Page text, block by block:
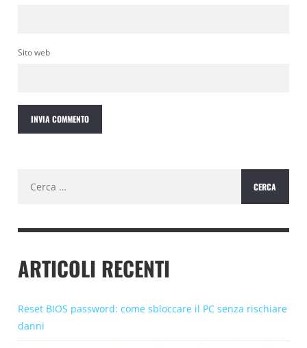
Sito web
per:
ARTICOLI RECENTI
Reset BIOS password: come sbloccare il PC senza rischiare
danni